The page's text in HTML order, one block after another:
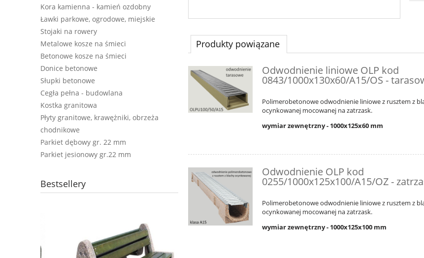
Kora kamienna - kamień ozdobny
Ławki parkowe, ogrodowe, miejskie
Stojaki na rowery
Metalowe kosze na śmieci
Betonowe kosze na śmieci
Donice betonowe
Słupki betonowe
Cegła pełna - budowlana
Kostka granitowa
Płyty granitowe, krawężniki, obrzeża
chodnikowe
Parkiet dębowy gr. 22 mm
Parkiet jesionowy gr.22 mm
Bestsellery
Produkty powiązane
Odwodnienie liniowe OLP kod
0843/1000x130x60/A15/OS -
Polimerobetonowe odwodnienie liniowe z rusztem z
ocynkowanej mocowanej na zatrzask.
wymiar zewnętrzny - 1000x125x60 mm
Odwodnienie OLP kod
0255/1000x125x100/A15/OZ -
Polimerobetonowe odwodnienie liniowe z rusztem z
ocynkowanej mocowanej na zatrzask.
wymiar zewnętrzny - 1000x125x100 mm